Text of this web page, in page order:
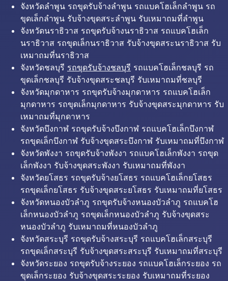
จังหวัดลำพูน รถขุดรับจ้างลำพูน รถแบคโฮเล็กลำพูน รถ
ขุดเล็กลำพูน รับจ้างขุดสระลำพูน รับเหมาถมที่ลำพูน
จังหวัดนราธิวาส รถขุดรับจ้างนราธิวาส รถแบคโฮเล็ก
นราธิวาส รถขุดเล็กนราธิวาส รับจ้างขุดสระนราธิวาส รับ
เหมาถมที่นราธิวาส
จังหวัดชลบุรี รถขุดรับจ้างชลบุรี รถแบคโฮเล็กชลบุรี รถ
ขุดเล็กชลบุรี รับจ้างขุดสระชลบุรี รับเหมาถมที่ชลบุรี
จังหวัดมุกดาหาร รถขุดรับจ้างมุกดาหาร รถแบคโฮเล็ก
มุกดาหาร รถขุดเล็กมุกดาหาร รับจ้างขุดสระมุกดาหาร รับ
เหมาถมที่มุกดาหาร
จังหวัดบึงกาฬ รถขุดรับจ้างบึงกาฬ รถแบคโฮเล็กบึงกาฬ
รถขุดเล็กบึงกาฬ รับจ้างขุดสระบึงกาฬ รับเหมาถมที่บึงกาฬ
จังหวัดพังงา รถขุดรับจ้างพังงา รถแบคโฮเล็กพังงา รถขุด
เล็กพังงา รับจ้างขุดสระพังงา รับเหมาถมที่พังงา
จังหวัดยโสธร รถขุดรับจ้างยโสธร รถแบคโฮเล็กยโสธร
รถขุดเล็กยโสธร รับจ้างขุดสระยโสธร รับเหมาถมที่ยโสธร
จังหวัดหนองบัวลำภู รถขุดรับจ้างหนองบัวลำภู รถแบคโฮ
เล็กหนองบัวลำภู รถขุดเล็กหนองบัวลำภู รับจ้างขุดสระ
หนองบัวลำภู รับเหมาถมที่หนองบัวลำภู
จังหวัดสระบุรี รถขุดรับจ้างสระบุรี รถแบคโฮเล็กสระบุรี
รถขุดเล็กสระบุรี รับจ้างขุดสระสระบุรี รับเหมาถมที่สระบุรี
จังหวัดระยอง รถขุดรับจ้างระยอง รถแบคโฮเล็กระยอง รถ
ขุดเล็กระยอง รับจ้างขุดสระระยอง รับเหมาถมที่ระยอง